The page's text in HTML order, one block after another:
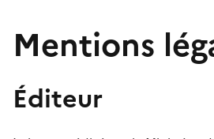
Mentions
Éditeur